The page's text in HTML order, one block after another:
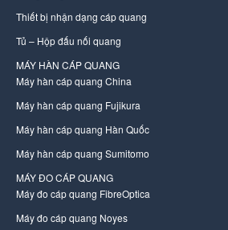
Thiết bị nhận dạng cáp quang
Tủ – Hộp đấu nối quang
MÁY HÀN CÁP QUANG
Máy hàn cáp quang China
Máy hàn cáp quang Fujikura
Máy hàn cáp quang Hàn Quốc
Máy hàn cáp quang Sumitomo
MÁY ĐO CÁP QUANG
Máy đo cáp quang FibreOptica
Máy đo cáp quang Noyes